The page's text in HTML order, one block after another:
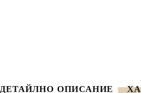
ДЕТАЙЛНО ОПИСАНИЕ